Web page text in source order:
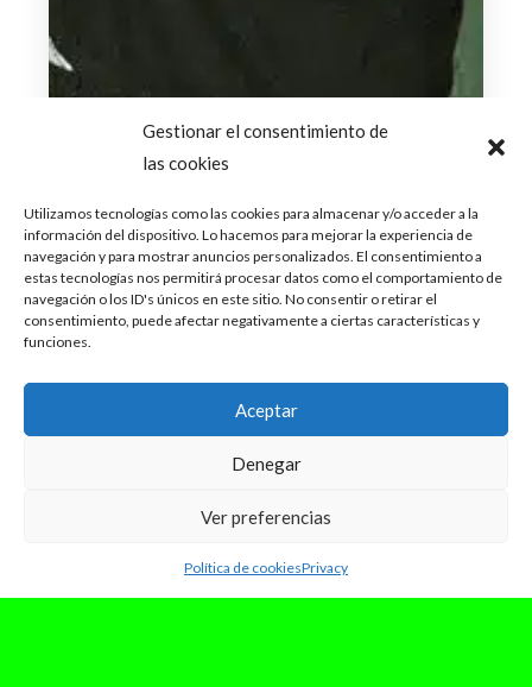
Gestionar el consentimiento de
las cookies
Utilizamos tecnologías como las cookies para almacenar y/o acceder a la
información del dispositivo. Lo hacemos para mejorar la experiencia de
navegación y para mostrar anuncios personalizados. El consentimiento a
estas tecnologías nos permitirá procesar datos como el comportamiento de
navegación o los ID's únicos en este sitio. No consentir o retirar el
consentimiento, puede afectar negativamente a ciertas características y
funciones.
Aceptar
Denegar
Ver preferencias
Política de cookiesPrivacy
DISCOVER: HECKY, UN TALENTO
CON DISTINTOS ESTILOS
que con un talento y estilo muy callejero está
causando sensación en la...